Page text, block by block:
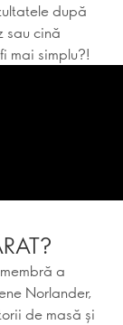
după
sau cină
mai simplu?!
a
Norlander,
de masă și